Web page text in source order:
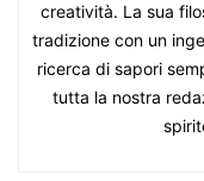
creatività. La sua
tradizione con un
ricerca di sapori
tutta la nostra